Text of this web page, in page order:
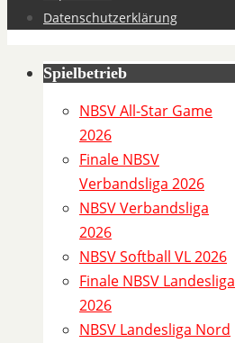
Datenschutzerklärung
S
p
e
l
D
t
a
l
Spielbetrieb
NBSV All-Star Game
2026
Finale NBSV
Verbandsliga 2026
NBSV Verbandsliga
2026
NBSV Softball VL 2026
Finale NBSV Landesliga
2026
NBSV Landesliga Nord